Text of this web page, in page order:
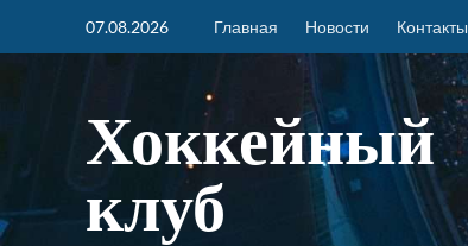
07.08.2026 Главная Новости Контакты
Хоккейный
клуб